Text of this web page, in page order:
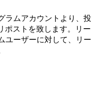
ラムアカウントより、投
ポストを致します。リー
ユーザーに対して、リー